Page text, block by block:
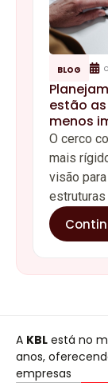
BLOG
estão
menos
O cerco
mais
visão
A KBL está no
anos,
empresas